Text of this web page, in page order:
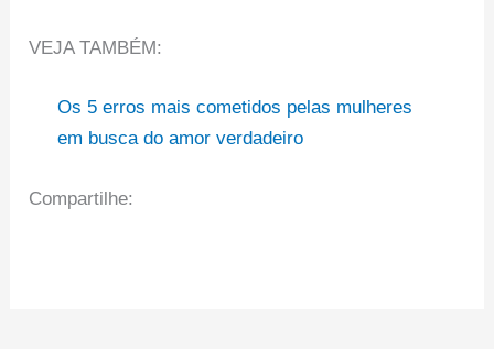
VEJA TAMBÉM:
Os 5 erros mais cometidos pelas mulheres
em busca do amor verdadeiro
Compartilhe: